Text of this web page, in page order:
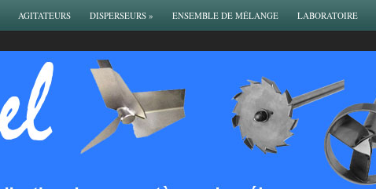
AGITATEURS DISPERSEURS » ENSEMBLE DE MÉLANGE LABORATOIRE